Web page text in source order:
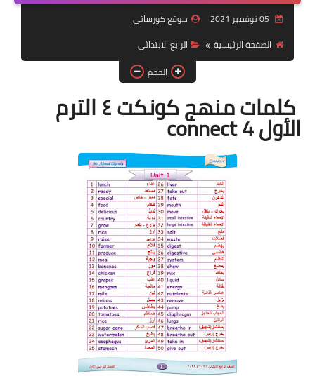
موضوعات
تربويات
تكنولوجيا
قصص للأطفال
صحة
موقع كورساتي
الصفحة الرئيسية
الرابع الابتدائي
الحجم
كلمات منهج كونكت ٤ الترم
الأول connect 4